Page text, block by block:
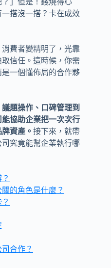
」但是！錢燒得心
搭沒一搭？卡在成效
費者變精明了，光靠
取信任。這時候，你需
一個懂佈局的合作夥
題操作、口碑管理到
協助企業把一次次行
資產。 接下來，就帶
究竟能幫企業執行哪
的角色是什麼？
合作？